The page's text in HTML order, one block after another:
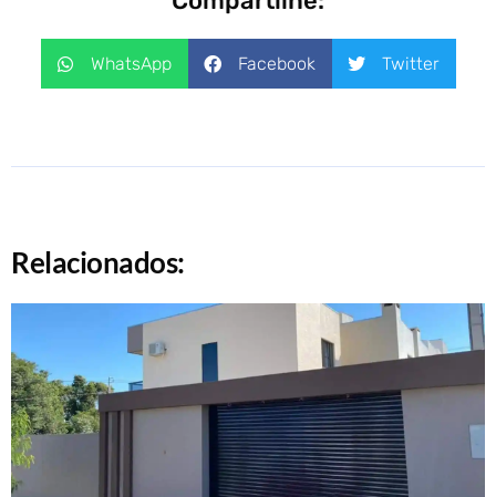
WhatsApp Facebook Twitter
Relacionados: